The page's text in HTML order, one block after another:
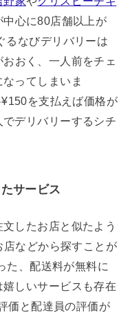
中心に80店舗以上が
るなびデリバリーは
おく、一人前をチェ
ってしまいま
を支払えば価格が
デリバリーするシチ
サービス
したお店と似たよう
などから探すことが
た、配送料が無料に
しいサービスも存在
価と配達員の評価が